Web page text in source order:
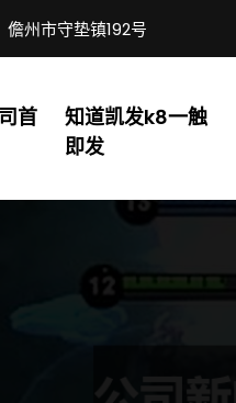
儋州市守垫镇192号
首
知道凯发k8一触
即发